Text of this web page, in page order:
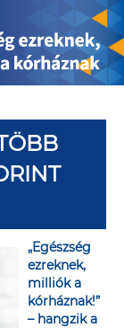
„Egészség
ezreknek,
milliók a
kórháznak!”
– hangzik a